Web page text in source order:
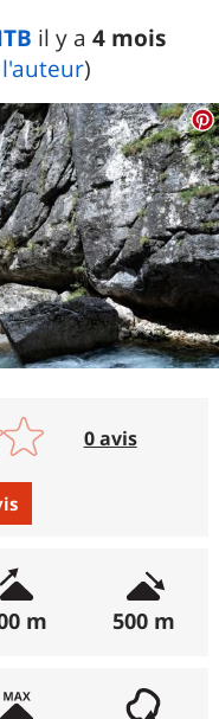
il y a 4 mois
)
0 avis
m 500 m